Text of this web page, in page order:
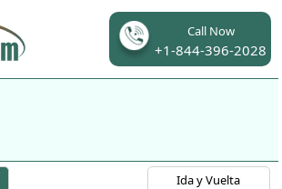
Call Now
+1-844-396-2028
Ida y Vuelta